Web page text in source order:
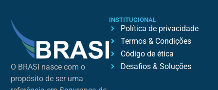
O BRASI nasce com o
propósito de ser uma
INSTITUCIONAL
Política de privacidade
Termos & Condições
Código de ética
Desafios & Soluções